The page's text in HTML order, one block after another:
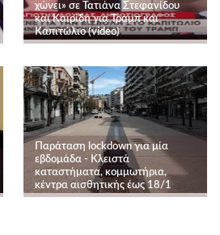
χώνει» σε Τατιάνα Στεφανίδου
και Καιρίδη για Τραμπ και
Καπιτώλιο (video)
Παράταση lockdown για μία
εβδομάδα - Κλειστά
καταστήματα, κομμωτήρια,
κέντρα αισθητικής έως 18/1